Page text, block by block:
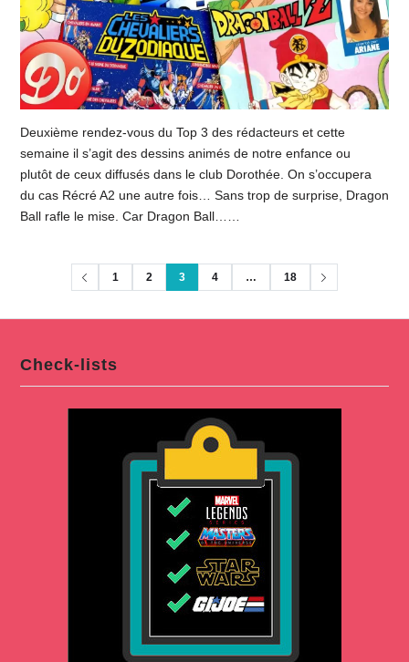
Deuxième rendez-vous du Top 3 des rédacteurs et cette
semaine il s’agit des dessins animés de notre enfance ou
plutôt de ceux diffusés dans le club Dorothée. On s’occupera
du cas Récré A2 une autre fois… Sans trop de surprise, Dragon
Ball rafle le mise. Car Dragon Ball……
1 2 3 4 … 18
Check-lists